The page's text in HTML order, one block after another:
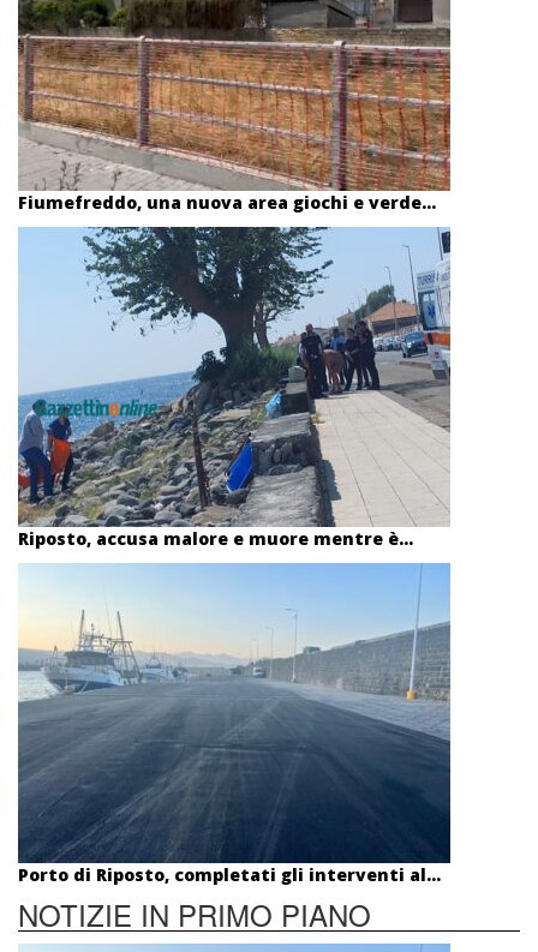
Fiumefreddo, una nuova area giochi e verde...
Riposto, accusa malore e muore mentre è...
Porto di Riposto, completati gli interventi al...
NOTIZIE IN PRIMO PIANO